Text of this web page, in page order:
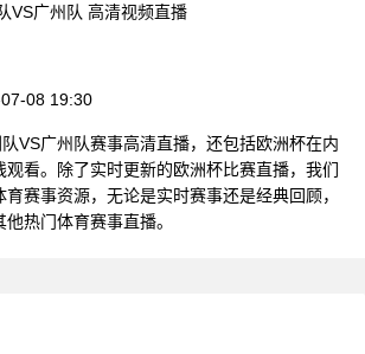
VS广州队 高清视频直播
08 19:30
VS广州队赛事高清直播，还包括欧洲杯在内
观看。除了实时更新的欧洲杯比赛直播，我们
赛事资源，无论是实时赛事还是经典回顾，
热门体育赛事直播。